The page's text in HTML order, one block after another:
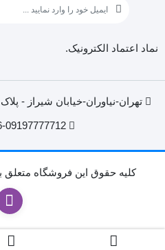
نماد اعتماد الکترونیک.
تهران-نیاوران-خیابان شیراز - پلاک
09197777712
کليه حقوق اين فروشگاه